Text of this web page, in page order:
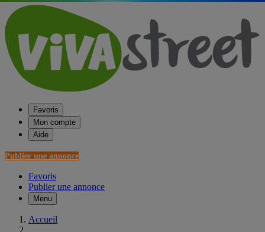
Favoris
Mon compte
Aide
Publier une annonce
Favoris
Publier une annonce
Menu
Accueil